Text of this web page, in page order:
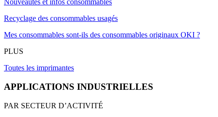
Nouveautés et infos consommables
Recyclage des consommables usagés
Mes consommables sont-ils des consommables originaux OKI ?
PLUS
Toutes les imprimantes
APPLICATIONS INDUSTRIELLES
PAR SECTEUR D’ACTIVITÉ